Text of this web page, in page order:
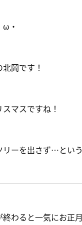
ω・
岡です！
マスですね！
リーを出さず…とい
わると一気にお正